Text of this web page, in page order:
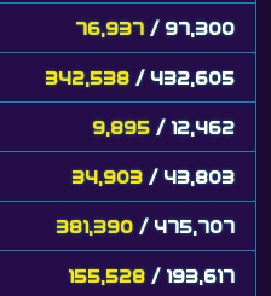
76,937 / 97,300
342,538 / 432,605
9,895 / 12,462
34,903 / 43,803
381,390 / 475,707
155,528 / 193,617